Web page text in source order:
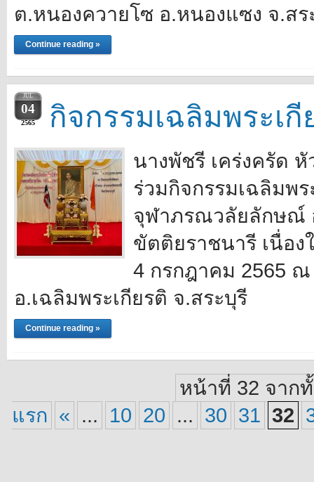
ต.หนองควายโซ อ.หนองแซง จ.สร
Continue reading »
JUL
04
2565 กิจกรรมเฉลิมพระเ
นางพัชรี เคร่งครัด
ร่วมกิจกรรมเฉลิมพร
จุฬาภรณวลัยลักษณ์
ขัตติยราชนารี เนื่อ
4 กรกฎาคม 2565
อ.เฉลิมพระเกียรติ จ.สระบุรี
Continue reading »
หน้าที่ 32 จาก
แรก « ... 10 20 ... 30 31 32